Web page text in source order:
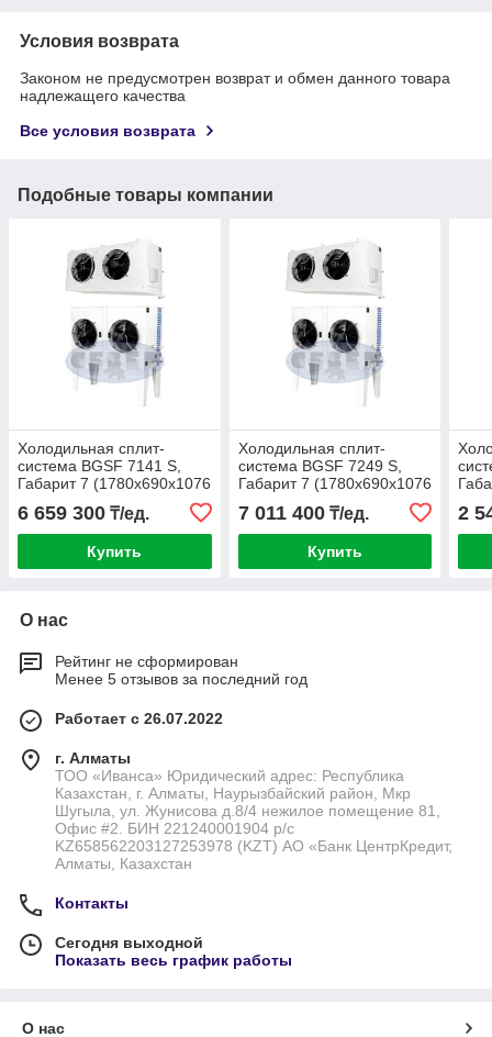
Условия возврата
Законом не предусмотрен возврат и обмен данного товара
надлежащего качества
Все условия возврата
Подобные товары компании
Холодильная сплит-
система BGSF 7141 S,
Габарит 7 (1780х690х1076
(1675) 2111х896х744 мм)
6 659 300 ₸/ед.
Купить
Холодильная сплит-
система BGSF 7249 S,
Габарит 7 (1780х690х1076
(1675) 2111х896х744 мм)
7 011 400₸/ед.
Купить
2
О нас
Рейтинг не сформирован
Менее 5 отзывов за последний год
Работает с 26.07.2022
г. Алматы
ТОО «Иванса» Юридический адрес: Республика
Казахстан, г. Алматы, Наурызбайский район, Мкр
Шугыла, ул. Жунисова д.8/4 нежилое помещение 81,
Офис #2. БИН 221240001904 р/с
KZ658562203127253978 (KZT) АО «Банк ЦентрКредит,
Алматы, Казахстан
Контакты
Сегодня выходной
Показать весь график работы
О нас